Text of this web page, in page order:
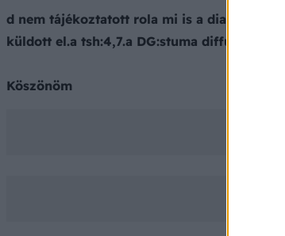
d nem tájékoztatott rola mi is a
küldott el.a tsh:4,7.a DG:stuma
Köszönöm